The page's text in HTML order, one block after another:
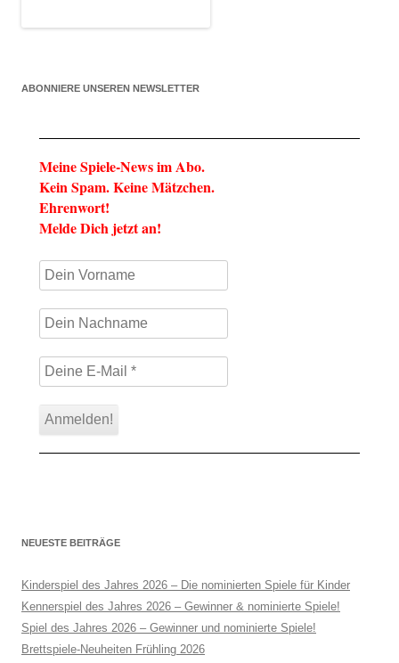
ABONNIERE UNSEREN NEWSLETTER
Meine Spiele-News im Abo.
Kein Spam. Keine Mätzchen.
Ehrenwort!
Melde Dich jetzt an!
NEUESTE BEITRÄGE
Kinderspiel des Jahres 2026 – Die nominierten Spiele für Kinder
Kennerspiel des Jahres 2026 – Gewinner & nominierte Spiele!
Spiel des Jahres 2026 – Gewinner und nominierte Spiele!
Brettspiele-Neuheiten Frühling 2026